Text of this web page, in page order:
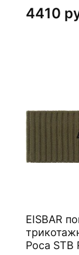
4410
EISBAR
трикотажная
Poca STB